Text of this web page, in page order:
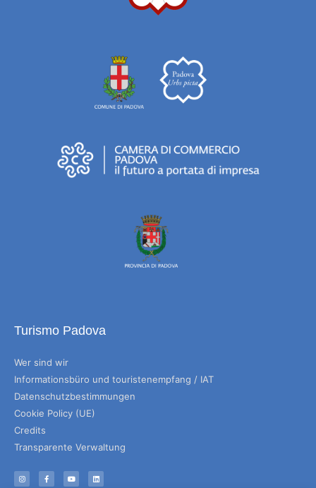
Turismo Padova
Wer sind wir
Informationsbüro und touristenempfang / IAT
Datenschutzbestimmungen
Cookie Policy (UE)
Credits
Transparente Verwaltung